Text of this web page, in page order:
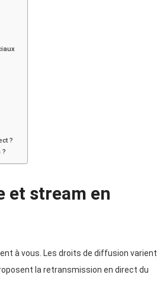
?
?
et stream en
à vous. Les droits de diffusion varient
la retransmission en direct du